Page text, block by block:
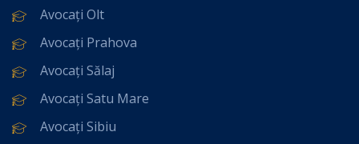
Avocați Olt
Avocați Prahova
Avocați Sălaj
Avocați Satu Mare
Avocați Sibiu